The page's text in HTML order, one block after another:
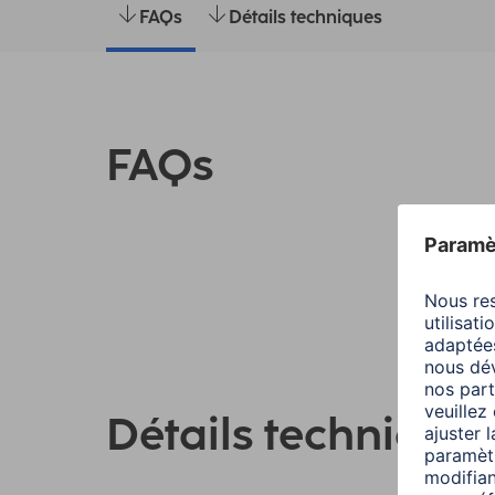
FAQs Détails techniques
FAQs
Détails